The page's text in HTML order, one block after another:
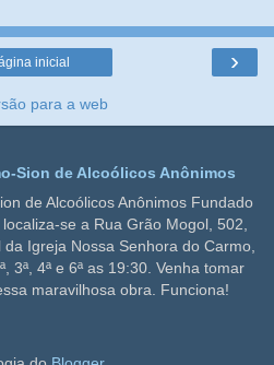
›
inicial
para a web
Sion de Alcoólicos Anônimos
de Alcoólicos Anônimos Fundado
se a Rua Grão Mogol, 502,
Igreja Nossa Senhora do Carmo,
3ª, 4ª e 6ª as 19:30. Venha tomar
maravilhosa obra. Funciona!